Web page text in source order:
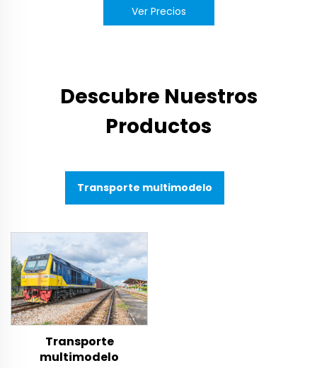
Ver Precios
Descubre Nuestros
Productos
Transporte multimodelo
Transporte
multimodelo